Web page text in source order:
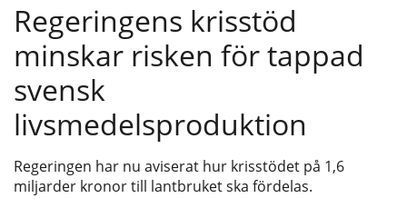
Regeringens krisstöd
minskar risken för tappad
svensk
livsmedelsproduktion
Regeringen har nu aviserat hur krisstödet på 1,6
miljarder kronor till lantbruket ska fördelas.